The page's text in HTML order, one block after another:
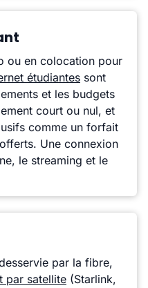
ou en colocation pour
étudiantes sont
et les budgets
court ou nul, et
comme un forfait
Une connexion
le streaming et le
par la fibre,
par satellite (Starlink,